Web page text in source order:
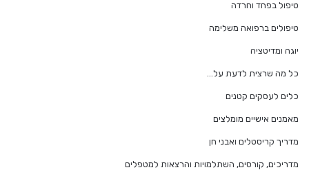
טיפול בפחד וחרדה
טיפולים ברפואה משלימה
יוגה ומדיטציה
כל מה שרצית לדעת על…
כלים לעסקים קטנים
מאמנים אישיים מומלצים
מדריך קריסטלים ואבני חן
מדריכים, קורסים, השתלמויות והרצאות למטפלים